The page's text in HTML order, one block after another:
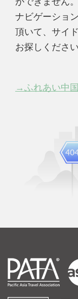
ナビゲーショ
頂いて、サイ
お探しください
→ふれあい中